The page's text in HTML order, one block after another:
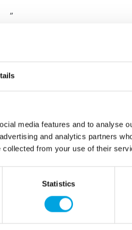
media features and to analyse
and analytics partners
collected from your use of their
Statistics
”
paperiset lautasliinat
koko avattuna noin 25 x
Lisätiedot
Tarvitsetko apua?